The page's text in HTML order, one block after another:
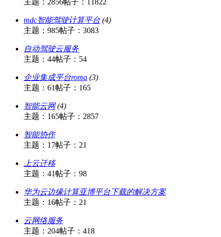
mdc智能驾驶计算平台 (4)
主题：985帖子：3083
自动驾驶云服务
主题：44帖子：54
企业集成平台roma (3)
主题：61帖子：165
智能云网 (4)
主题：165帖子：2857
智能协作
主题：17帖子：21
上云迁移
主题：41帖子：98
华为云边缘计算亚博平台下载的解决方案
主题：16帖子：21
云网络服务
主题：204帖子：418